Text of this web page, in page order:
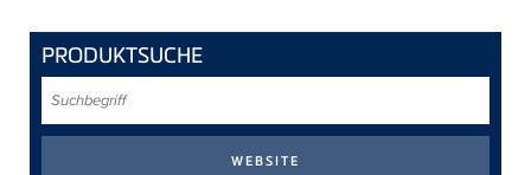
PRODUKTSUCHE